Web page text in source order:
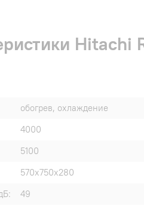
Hitachi
обогрев, охлаждение
4000
5100
570х750х280
49